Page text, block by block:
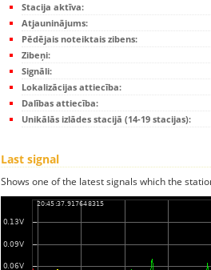
Stacija aktīva:
Atjauninājums:
Pēdējais noteiktais zibens:
Zibeņi:
Signāli:
Lokalizācijas attiecība:
Dalības attiecība:
Unikālās izlādes stacijā (14-19 stacijas):
Last signal
Shows one of the latest signals which the